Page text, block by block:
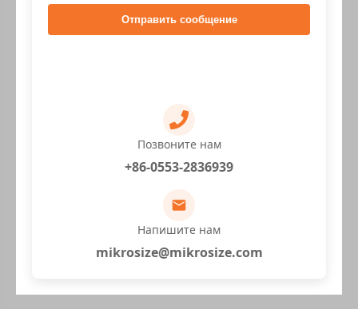
Отправить сообщение
Позвоните нам
+86-0553-2836939
Напишите нам
mikrosize@mikrosize.com